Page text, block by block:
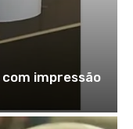
impressão